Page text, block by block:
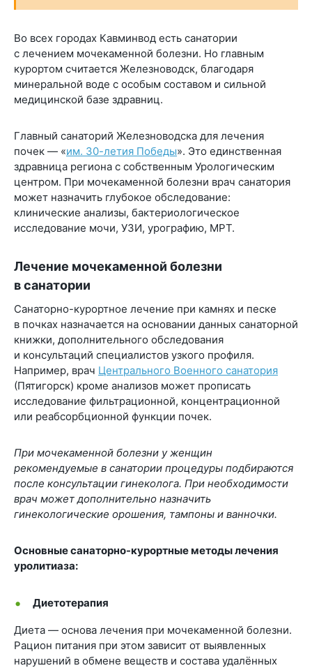
Во всех городах Кавминвод есть санатории
с лечением мочекаменной болезни. Но главным
курортом считается Железноводск, благодаря
минеральной воде с особым составом и сильной
медицинской базе здравниц.
Главный санаторий Железноводска для лечения
почек — «им. 30-летия Победы». Это единственная
здравница региона с собственным Урологическим
центром. При мочекаменной болезни врач санатория
может назначить глубокое обследование:
клинические анализы, бактериологическое
исследование мочи, УЗИ, урографию, МРТ.
Лечение мочекаменной болезни
в санатории
Санаторно-курортное лечение при камнях и песке
в почках назначается на основании данных санаторной
книжки, дополнительного обследования
и консультаций специалистов узкого профиля.
Например, врач Центрального Военного санатория
(Пятигорск) кроме анализов может прописать
исследование фильтрационной, концентрационной
или реабсорбционной функции почек.
При мочекаменной болезни у женщин
рекомендуемые в санатории процедуры подбираются
после консультации гинеколога. При необходимости
врач может дополнительно назначить
гинекологические орошения, тампоны и ванночки.
Основные санаторно-курортные методы лечения
уролитиаза:
Диетотерапия
Диета — основа лечения при мочекаменной болезни.
Рацион питания при этом зависит от выявленных
нарушений в обмене веществ и состава удалённых